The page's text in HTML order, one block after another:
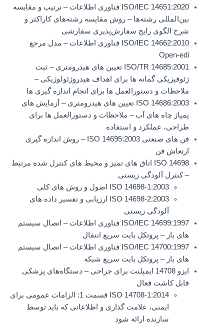
ISO/IEC 14651:2020 فناوری اطلاعات – ترتیب و مقایسه
بین‌المللی رشته‌ها – روش مقایسه رشته‌های کاراکتر و
شرح الگوی رایج سفارش‌پذیری سفارشی
ISO/IEC 14662:2010 فناوری اطلاعات – مدل مرجع
Open-edi
ISO/TR 14685:2001 تعیین های هیدرومتری – ثبت
ژئوفیزیکی گمانه ها برای اهداف هیدروژئولوژیکی –
ملاحظات و دستورالعمل ها برای انجام اندازه گیری ها
ISO 14686:2003 تعیین های هیدرومتری – آزمایش های
پمپاژ چاه های آب – ملاحظات و دستورالعمل ها برای
طراحی، عملکرد و استفاده
فن های صنعتی ISO 14695:2003 – روش اندازه گیری
ارتعاش فن
ISO 14698 اتاق های تمیز و محیط های کنترل شده مرتبط
– کنترل آلودگی زیستی
ISO 14698-1:2003 اصول و روش های کلی
ISO 14698-2:2003 ارزیابی و تفسیر داده های
آلودگی زیستی
ISO/IEC 14699:1997 فناوری اطلاعات – اتصال سیستم
های باز – پروتکل بایت سریع انتقال
ISO/IEC 14700:1997 فناوری اطلاعات – اتصال سیستم
های باز – پروتکل بایت سریع شبکه
ایزو 14708 ایمپلنت برای جراحی – دستگاه‌های پزشکی
قابل کاشت فعال
ISO 14708-1:2014 قسمت 1: الزامات عمومی برای
ایمنی، علامت گذاری و اطلاعاتی که باید توسط
سازنده ارائه شود